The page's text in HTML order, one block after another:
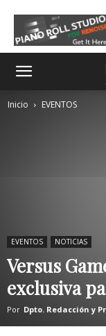
Inicio EVENTOS
EVENTOS NOTICIAS
Versus
exclusiva
Por Dpto. Redacción y